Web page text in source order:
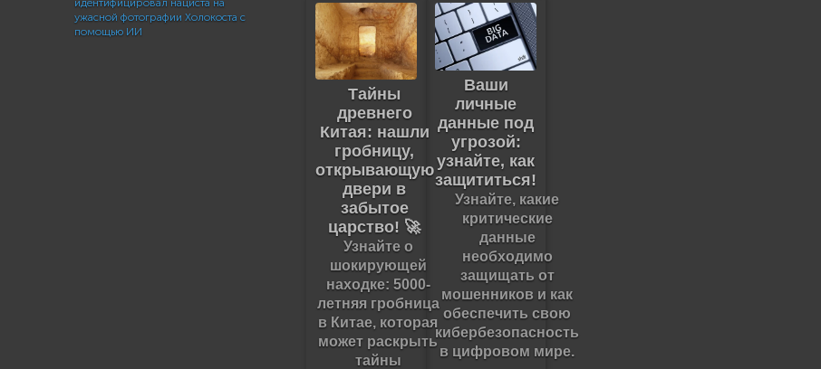
идентифицировал нациста на
ужасной фотографии Холокоста с
помощью ИИ
Тайны
древнего
Китая: нашли
гробницу,
открывающую
двери в
забытое
царство! 🚀
Узнайте о
шокирующей
находке: 5000-
летняя гробница
в Китае, которая
может раскрыть
тайны
Ваши
личные
данные под
угрозой:
узнайте, как
защититься!
Узнайте, какие
критические
данные
необходимо
защищать от
мошенников и как
обеспечить свою
кибербезопасность
в цифровом мире.